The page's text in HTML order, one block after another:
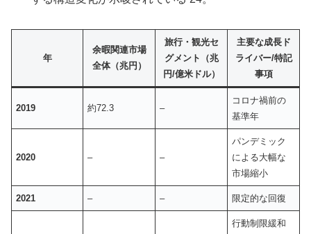
年
余暇関連市場
全体（兆円）
旅行・観光セ
グメント（兆
円/億米ドル）
主要な成長ド
ライバー/特記
事項
2019 約72.3 –
コロナ禍前の
基準年
2020 – –
パンデミック
による大幅な
市場縮小
2021 – – 限定的な回復
行動制限緩和